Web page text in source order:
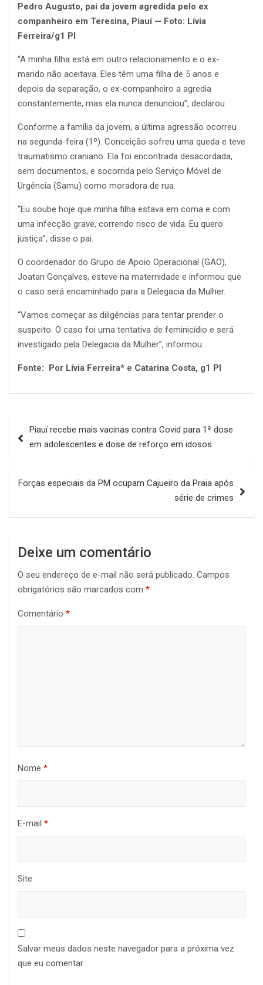
Pedro Augusto, pai da jovem agredida pelo ex
companheiro em Teresina, Piauí — Foto: Lívia
Ferreira/g1 PI
“A minha filha está em outro relacionamento e o ex-
marido não aceitava. Eles têm uma filha de 5 anos e
depois da separação, o ex-companheiro a agredia
constantemente, mas ela nunca denunciou”, declarou.
Conforme a família da jovem, a última agressão ocorreu
na segunda-feira (1º). Conceição sofreu uma queda e teve
traumatismo craniano. Ela foi encontrada desacordada,
sem documentos, e socorrida pelo Serviço Móvel de
Urgência (Samu) como moradora de rua.
“Eu soube hoje que minha filha estava em coma e com
uma infecção grave, correndo risco de vida. Eu quero
justiça”, disse o pai.
O coordenador do Grupo de Apoio Operacional (GAO),
Joatan Gonçalves, esteve na maternidade e informou que
o caso será encaminhado para a Delegacia da Mulher.
“Vamos começar as diligências para tentar prender o
suspeito. O caso foi uma tentativa de feminicídio e será
investigado pela Delegacia da Mulher”, informou.
Fonte: Por Lívia Ferreira* e Catarina Costa, g1 PI
de
Piauí recebe mais vacinas contra Covid para 1ª dose
em adolescentes e dose de reforço em idosos
Forças especiais da PM ocupam Cajueiro da Praia após
série de crimes
Deixe um comentário
O seu endereço de e-mail não será publicado. Campos
obrigatórios são marcados com *
Comentário *
Nome *
E-mail *
Site
Salvar meus dados neste navegador para a próxima vez
que eu comentar.